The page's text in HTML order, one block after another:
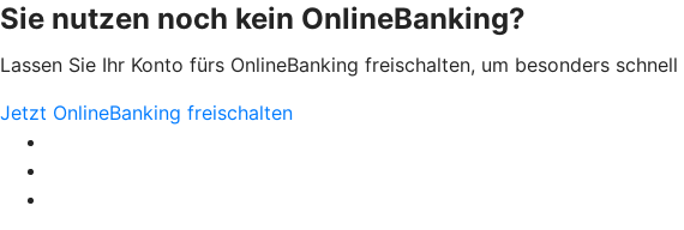
Sie nutzen noch kein OnlineBanking?
Lassen Sie Ihr Konto fürs OnlineBanking freischalten, um besonders
Jetzt OnlineBanking freischalten